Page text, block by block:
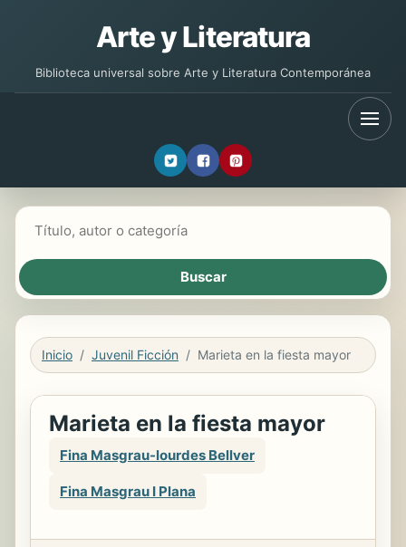
Arte y Literatura
Biblioteca universal sobre Arte y Literatura Contemporánea
Inicio Juvenil Ficción Marieta en la fiesta mayor
Marieta en la fiesta mayor
Fina Masgrau-lourdes Bellver
Fina Masgrau I Plana